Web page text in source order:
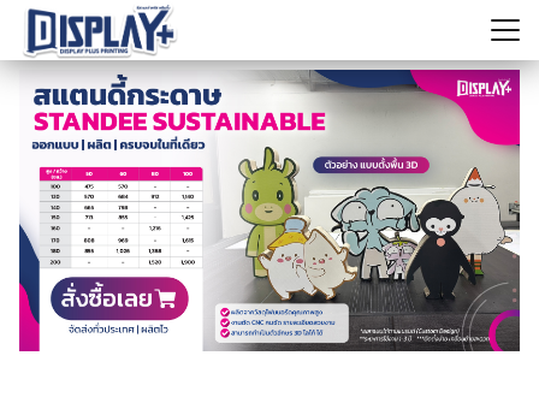
Skip
content
ค้นหา
สำหรับ: